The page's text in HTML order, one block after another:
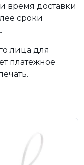
время доставки
сроки
лица для
платежное